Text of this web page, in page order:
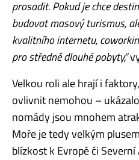
prosadit. Pokud je chce
budovat masový turismus,
kvalitního internetu,
pro středně dlouhé pobyty,”
Velkou roli ale hrají i
ovlivnit nemohou –
nomády jsou mnohem
Moře je tedy velkým
blízkost k Evropě či Severní